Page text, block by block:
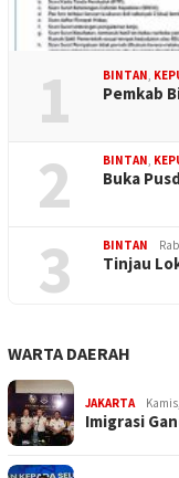
1 BINTAN
Pemkab
2 BINTAN
Buka
3 BINTAN
Tinjau
WARTA DAERAH
JAKARTA
Imigrasi